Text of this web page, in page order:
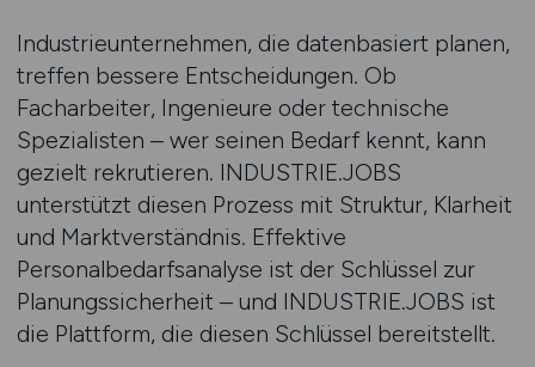
Industrieunternehmen, die datenbasiert planen,
treffen bessere Entscheidungen. Ob
Facharbeiter, Ingenieure oder technische
Spezialisten – wer seinen Bedarf kennt, kann
gezielt rekrutieren. INDUSTRIE.JOBS
unterstützt diesen Prozess mit Struktur, Klarheit
und Marktverständnis. Effektive
Personalbedarfsanalyse ist der Schlüssel zur
Planungssicherheit – und INDUSTRIE.JOBS ist
die Plattform, die diesen Schlüssel bereitstellt.